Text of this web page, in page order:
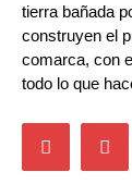
tierra bañada
construyen el
comarca, con
todo lo que